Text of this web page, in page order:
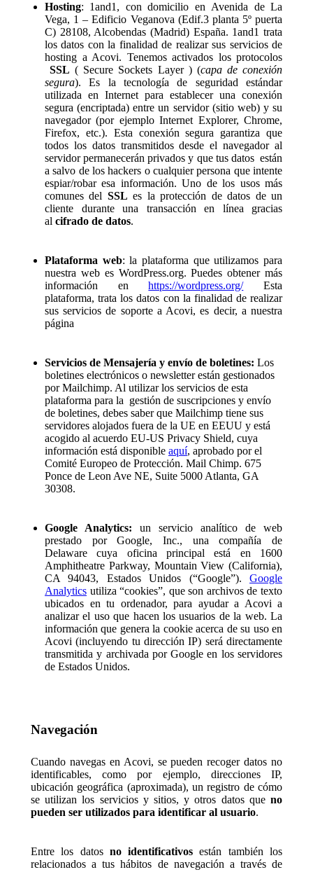
Hosting: 1and1, con domicilio en Avenida de La
Vega, 1 – Edificio Veganova (Edif.3 planta 5º puerta
C) 28108, Alcobendas (Madrid) España. 1and1 trata
los datos con la finalidad de realizar sus servicios de
hosting a Acovi. Tenemos activados los protocolos
SSL ( Secure Sockets Layer ) (capa de conexión
segura). Es la tecnología de seguridad estándar
utilizada en Internet para establecer una conexión
segura (encriptada) entre un servidor (sitio web) y su
navegador (por ejemplo Internet Explorer, Chrome,
Firefox, etc.). Esta conexión segura garantiza que
todos los datos transmitidos desde el navegador al
servidor permanecerán privados y que tus datos están
a salvo de los hackers o cualquier persona que intente
espiar/robar esa información. Uno de los usos más
comunes del SSL es la protección de datos de un
cliente durante una transacción en línea gracias
al cifrado de datos.
Plataforma web: la plataforma que utilizamos para
nuestra web es WordPress.org. Puedes obtener más
información enhttps://wordpress.org/Esta
plataforma, trata los datos con la finalidad de realizar
sus servicios de soporte a Acovi, es decir, a nuestra
página
Servicios de Mensajería y envío de boletines: Los
boletines electrónicos o newsletter están gestionados
por Mailchimp. Al utilizar los servicios de esta
plataforma para la gestión de suscripciones y envío
de boletines, debes saber que Mailchimp tiene sus
servidores alojados fuera de la UE en EEUU y está
acogido al acuerdo EU-US Privacy Shield, cuya
información está disponible aquí, aprobado por el
Comité Europeo de Protección. Mail Chimp. 675
Ponce de Leon Ave NE, Suite 5000 Atlanta, GA
30308.
Google Analytics: un servicio analítico de web
prestado por Google, Inc., una compañía de
Delaware cuya oficina principal está en 1600
Amphitheatre Parkway, Mountain View (California),
CA 94043, Estados Unidos (“Google”). Google
Analytics utiliza “cookies”, que son archivos de texto
ubicados en tu ordenador, para ayudar a Acovi a
analizar el uso que hacen los usuarios de la web. La
información que genera la cookie acerca de su uso en
Acovi (incluyendo tu dirección IP) será directamente
transmitida y archivada por Google en los servidores
de Estados Unidos.
Navegación
Cuando navegas en Acovi, se pueden recoger datos no
identificables, como por ejemplo, direcciones IP,
ubicación geográfica (aproximada), un registro de cómo
se utilizan los servicios y sitios, y otros datos que no
pueden ser utilizados para identificar al usuario.
Entre los datos no identificativos están también los
relacionados a tus hábitos de navegación a través de